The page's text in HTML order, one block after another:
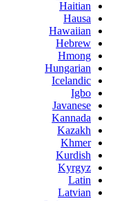
Haitian
Hausa
Hawaiian
Hebrew
Hmong
Hungarian
Icelandic
Igbo
Javanese
Kannada
Kazakh
Khmer
Kurdish
Kyrgyz
Latin
Latvian